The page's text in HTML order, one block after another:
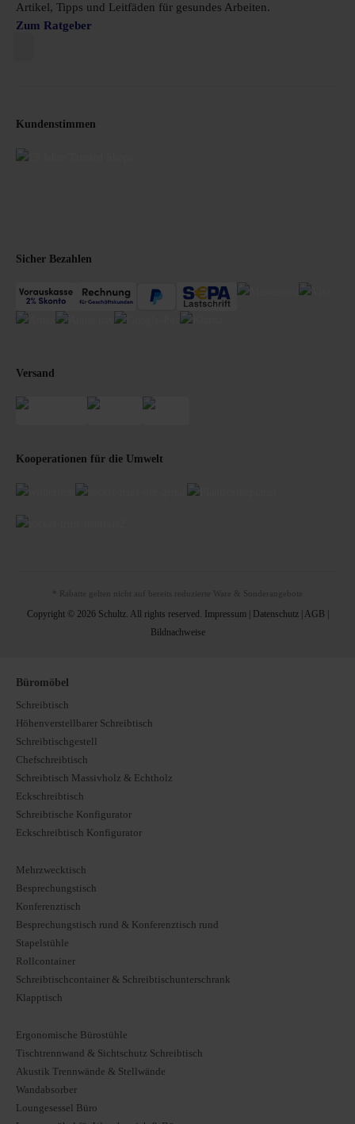
Artikel, Tipps und Leitfäden für gesundes Arbeiten.
Zum Ratgeber
Kundenstimmen
Sicher Bezahlen
Versand
Kooperationen für die Umwelt
* Rabatte gelten nicht auf bereits reduzierte Ware & Sonderangebote
Copyright © 2026 Schultz. All rights reserved. Impressum| Datenschutz| AGB
Bildnachweise
Büromöbel
Schreibtisch
Höhenverstellbarer Schreibtisch
Schreibtischgestell
Chefschreibtisch
Schreibtisch Massivholz & Echtholz
Eckschreibtisch
Schreibtische Konfigurator
Eckschreibtisch Konfigurator
Mehrzwecktisch
Besprechungstisch
Konferenztisch
Besprechungstisch rund & Konferenztisch rund
Stapelstühle
Rollcontainer
Schreibtischcontainer & Schreibtischunterschrank
Klapptisch
Ergonomische Bürostühle
Tischtrennwand & Sichtschutz Schreibtisch
Akustik Trennwände & Stellwände
Wandabsorber
Loungesessel Büro